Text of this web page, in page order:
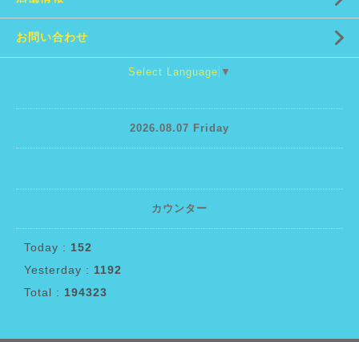
お問い合わせ
Select Language ▼
2026.08.07 Friday
カウンター
Today : 152
Yesterday : 1192
Total : 194323